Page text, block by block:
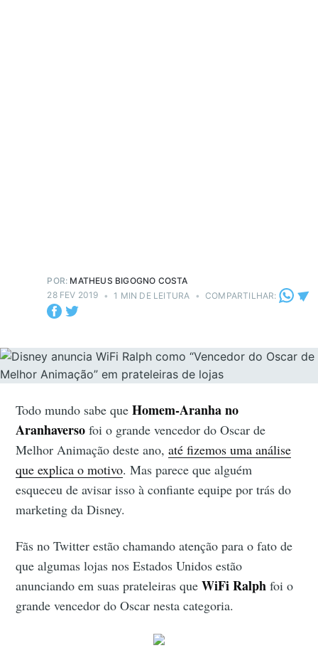
POR: MATHEUS BIGOGNO COSTA
28 FEV 2019 • 1 MIN DE LEITURA • COMPARTILHAR:
Todo mundo sabe queHomem-Aranha no
Aranhaverso foi o grande vencedor do Oscar de
Melhor Animação deste ano,até fizemos uma análise
que explica o motivo. Mas parece que alguém
esqueceu de avisar isso à confiante equipe por trás do
marketing da Disney.
Fãs no Twitter estão chamando atenção para o fato de
que algumas lojas nos Estados Unidos estão
anunciando em suas prateleiras queWiFi Ralph foi o
grande vencedor do Oscar nesta categoria.